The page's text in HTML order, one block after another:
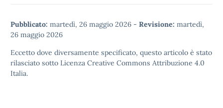
Pubblicato: martedì, 26 maggio 2026 - Revisione: martedì,
26 maggio 2026
Eccetto dove diversamente specificato, questo articolo è stato
rilasciato sotto Licenza Creative Commons Attribuzione 4.0
Italia.